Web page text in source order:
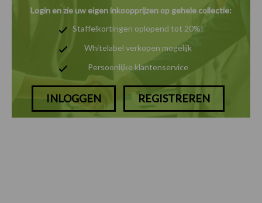
Login en zie uw eigen inkoopprijzen op gehele collectie:
Staffelkortingen oplopend tot 20%!
Whitelabel verkopen mogelijk
Persoonlijke klantenservice
INLOGGEN REGISTREREN